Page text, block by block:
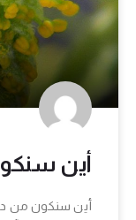
أين
أين سنكون من